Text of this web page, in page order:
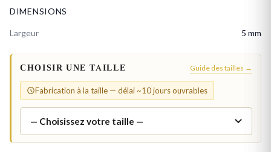
DIMENSIONS
Largeur 5 mm
CHOISIR UNE TAILLE Guide des tailles →
Fabrication à la taille — délai ~10 jours ouvrables